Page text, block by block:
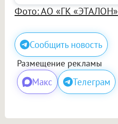
Фото: АО «ГК «ЭТАЛОН»
Сообщить новость
Размещение рекламы
Макс Телеграм